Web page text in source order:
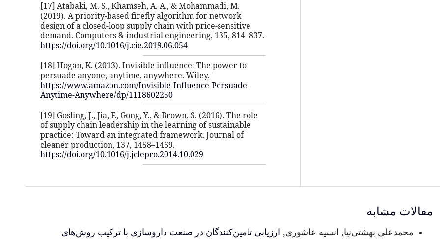
[17] Atabaki, M. S., Khamseh, A. A., & Mohammadi, M.
(2019). A priority-based firefly algorithm for network
design of a closed-loop supply chain with price-sensitive
demand. Computers & industrial engineering, 135, 814–837.
https://doi.org/10.1016/j.cie.2019.06.054
[18] Hogan, K. (2013). Invisible influence: The power to
persuade anyone, anytime, anywhere. Wiley.
https://www.amazon.com/Invisible-Influence-Persuade-
Anytime-Anywhere/dp/1118602250
[19] Gosling, J., Jia, F., Gong, Y., & Brown, S. (2016). The role
of supply chain leadership in the learning of sustainable
practice: Toward an integrated framework. Journal of
cleaner production, 137, 1458–1469.
https://doi.org/10.1016/j.jclepro.2014.10.029
مقالات مشابه
محمدعلی بهشتی‌نیا, انسیه عاشوری, ارزیابی تامین‌کنندگان در صنعت داروسازی با ترکیب روش‌های